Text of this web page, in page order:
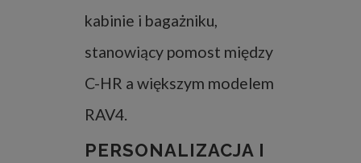
kabinie i bagażniku,
stanowiący pomost między
C-HR a większym modelem
RAV4.
PERSONALIZACJA I